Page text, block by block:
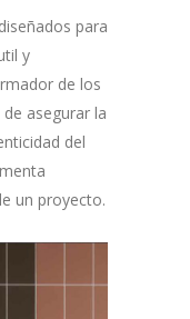
para
y
de los
asegurar la
del
un proyecto.